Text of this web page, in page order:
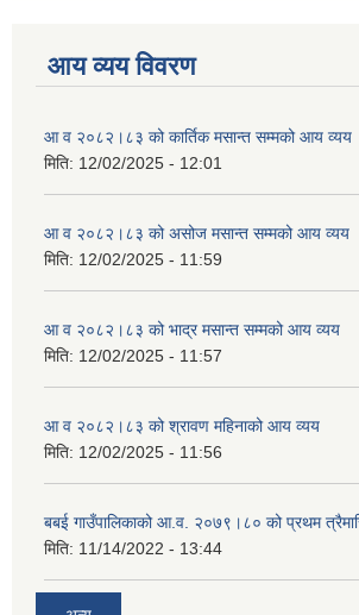
आय व्यय विवरण
आ व २०८२।८३ को कार्तिक मसान्त सम्मको आय व्यय
मिति: 12/02/2025 - 12:01
आ व २०८२।८३ को असोज मसान्त सम्मको आय व्यय
मिति: 12/02/2025 - 11:59
आ व २०८२।८३ को भाद्र मसान्त सम्मको आय व्यय
मिति: 12/02/2025 - 11:57
आ व २०८२।८३ को श्रावण महिनाको आय व्यय
मिति: 12/02/2025 - 11:56
बबई गाउँपालिकाको आ.व. २०७९।८० को प्रथम
मिति: 11/14/2022 - 13:44